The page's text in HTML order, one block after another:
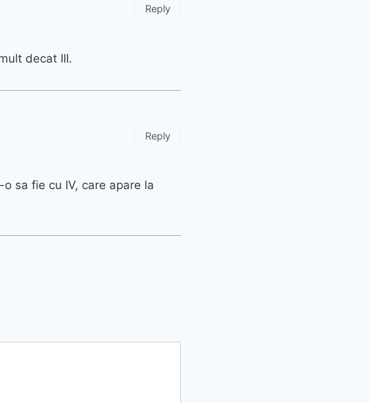
decat III.
Reply
sa fie cu IV, care apare la
Reply